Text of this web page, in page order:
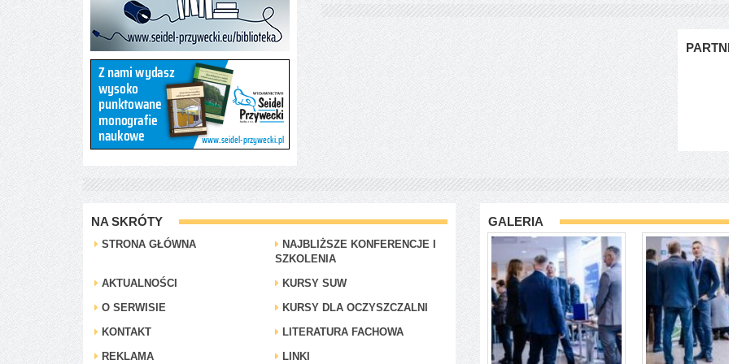
NA SKRÓTY
STRONA GŁÓWNA
NAJBLIŻSZE KONFERENCJE I
SZKOLENIA
AKTUALNOŚCI
KURSY SUW
O SERWISIE
KURSY DLA OCZYSZCZALNI
KONTAKT
LITERATURA FACHOWA
REKLAMA
LINKI
GALERIA